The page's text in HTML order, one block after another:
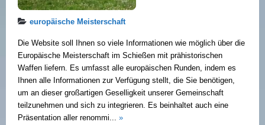
europäische Meisterschaft
Die Website soll Ihnen so viele Informationen wie möglich über die
Europäische Meisterschaft im Schießen mit prähistorischen
Waffen liefern. Es umfasst alle europäischen Runden, indem es
Ihnen alle Informationen zur Verfügung stellt, die Sie benötigen,
um an dieser großartigen Geselligkeit unserer Gemeinschaft
teilzunehmen und sich zu integrieren. Es beinhaltet auch eine
Präsentation aller renommi... »